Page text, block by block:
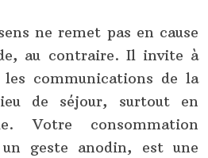
ne remet pas en cause
au contraire. Il invite à
communications de la
de séjour, surtout en
Votre consommation
un geste anodin, est une